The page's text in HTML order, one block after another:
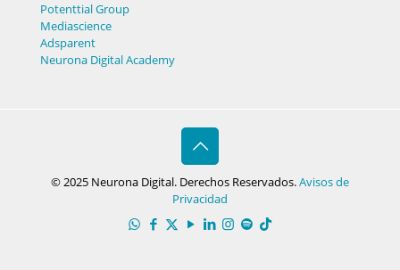
Potenttial Group
Mediascience
Adsparent
Neurona Digital Academy
© 2025 Neurona Digital. Derechos Reservados.Avisos de
Privacidad